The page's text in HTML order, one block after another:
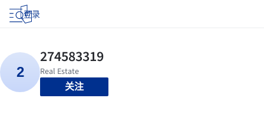
登录
关注